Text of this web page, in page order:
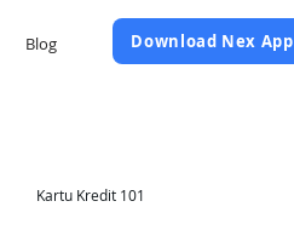
Daftar Sekarang
Blog Download Nex App
Kartu Kredit 101